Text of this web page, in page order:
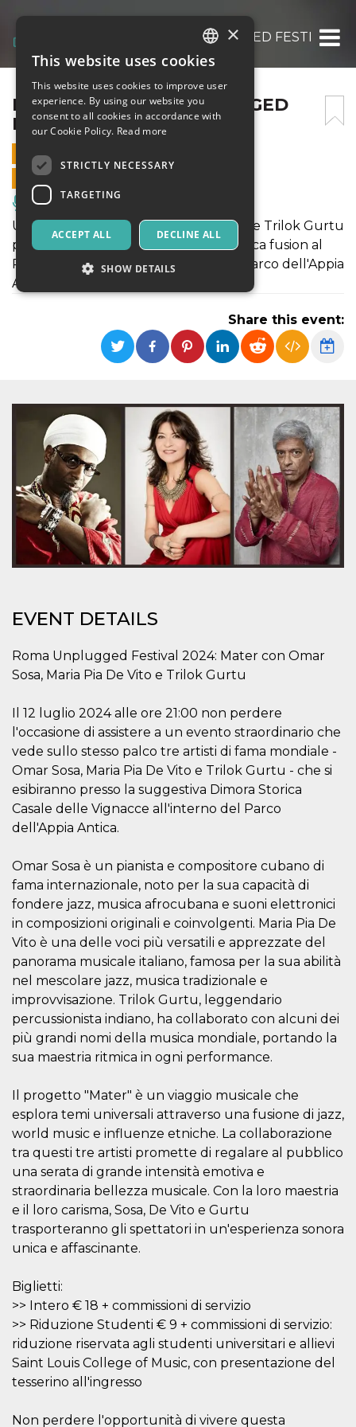
MATER @ ROMA UNPLUGGED FESTIVAL
MATER @ ROMA UNPLUGGED
FESTIVAL 2024
12 JULY 2024 - 21:00
ONLINE SALES ENDED
Music, Live Events, Clubs
Unisciti a Omar Sosa, Maria Pia De Vito e Trilok Gurtu
per una serata indimenticabile di musica fusion al
Roma Unplugged Festival 2024 nel Parco dell'Appia
Antica! Acquista ora!
Share this event:
EVENT DETAILS
Roma Unplugged Festival 2024: Mater con Omar
Sosa, Maria Pia De Vito e Trilok Gurtu
Il 12 luglio 2024 alle ore 21:00 non perdere
l'occasione di assistere a un evento straordinario che
vede sullo stesso palco tre artisti di fama mondiale -
Omar Sosa, Maria Pia De Vito e Trilok Gurtu - che si
esibiranno presso la suggestiva Dimora Storica
Casale delle Vignacce all'interno del Parco
dell'Appia Antica.
Omar Sosa è un pianista e compositore cubano di
fama internazionale, noto per la sua capacità di
fondere jazz, musica afrocubana e suoni elettronici
in composizioni originali e coinvolgenti. Maria Pia De
Vito è una delle voci più versatili e apprezzate del
panorama musicale italiano, famosa per la sua abilità
nel mescolare jazz, musica tradizionale e
improvvisazione. Trilok Gurtu, leggendario
percussionista indiano, ha collaborato con alcuni dei
più grandi nomi della musica mondiale, portando la
sua maestria ritmica in ogni performance.
Il progetto "Mater" è un viaggio musicale che
esplora temi universali attraverso una fusione di jazz,
world music e influenze etniche. La collaborazione
tra questi tre artisti promette di regalare al pubblico
una serata di grande intensità emotiva e
straordinaria bellezza musicale. Con la loro maestria
e il loro carisma, Sosa, De Vito e Gurtu
trasporteranno gli spettatori in un'esperienza sonora
unica e affascinante.
Biglietti:
>> Intero € 18 + commissioni di servizio
>> Riduzione Studenti € 9 + commissioni di servizio:
riduzione riservata agli studenti universitari e allievi
Saint Louis College of Music, con presentazione del
tesserino all'ingresso
Non perdere l'opportunità di vivere questa
ITALIAN
ENGLISH
SPANISH
×
This website uses cookies
This website uses cookies to improve user
experience. By using our website you
consent to all cookies in accordance with
our Cookie Policy. Read more
STRICTLY NECESSARY
TARGETING
ACCEPT ALL DECLINE ALL
SHOW DETAILS
Strictly necessary cookies allow core website
Name
Provider /
Domain
Expiration Description
cf_clearance
Cloudflare,
Inc.
.oooh.events
1 year
This cookie
is used by
the
CloudFlare
service to
identify
trusted web
traffic and
override any
security
restrictions
security
malicious
visitors.
wordpress_test_cookie
Automattic
Inc.
.oooh.events
Session
Used on
sites built
with
Wordpress.
Tests
not the
PHPSESSID
PHP.net
oooh.events
Session
Cookie
generated
by
applications
based on
the PHP
language.
This is a
general
purpose
maintain
user session
variables. It
is normally a
random
used can be
specific to
the site, but
example is
maintaining
a logged-in
between
m
Stripe
m.stripe.com
1 year 1
month
This cookie
is generally
facilitating
caching of
content on
the browser
to make
CookieScriptConsent
CookieScript
4 weeks 2
This cookie